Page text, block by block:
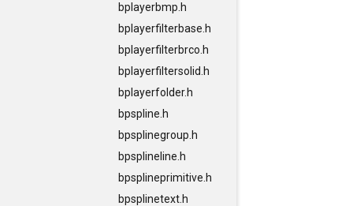
bplayerbmp.h
bplayerfilterbase.h
bplayerfilterbrco.h
bplayerfiltersolid.h
bplayerfolder.h
bpspline.h
bpsplinegroup.h
bpsplineline.h
bpsplineprimitive.h
bpsplinetext.h